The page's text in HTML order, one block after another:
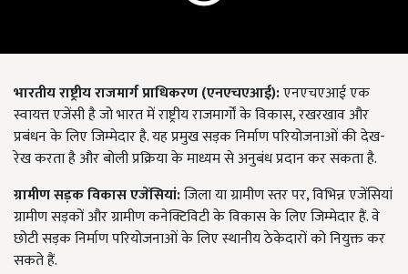
भारतीय राष्ट्रीय राजमार्ग प्राधिकरण (एनएचएआई):एनएचएआई एक
स्वायत्त एजेंसी है जो भारत में राष्ट्रीय राजमार्गों के विकास, रखरखाव और
प्रबंधन के लिए जिम्मेदार है. यह प्रमुख सड़क निर्माण परियोजनाओं की देख-
रेख करता है और बोली प्रक्रिया के माध्यम से अनुबंध प्रदान कर सकता है.
ग्रामीण सड़क विकास एजेंसियां:जिला या ग्रामीण स्तर पर, विभिन्न एजेंसियां
ग्रामीण सड़कों और ग्रामीण कनेक्टिविटी के विकास के लिए जिम्मेदार हैं. वे
छोटी सड़क निर्माण परियोजनाओं के लिए स्थानीय ठेकेदारों को नियुक्त कर
सकते हैं.